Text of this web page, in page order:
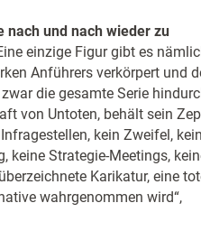
nach und nach wieder zu
einzige Figur gibt es
Anführers verkörpert und
die gesamte Serie
von Untoten, behält sein
kein Zweifel,
keine Strategie-Meetings,
Karikatur, eine
wahrgenommen wird“,